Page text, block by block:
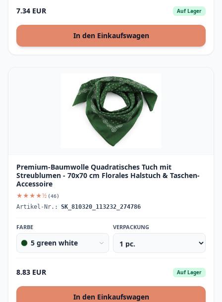
7.34 EUR Auf Lager
In den Einkaufswagen
Premium-Baumwolle Quadratisches Tuch mit
Streublumen - 70x70 cm Florales Halstuch & Taschen-
Accessoire
★★★★½ (46)
Artikel-Nr.: SK_810320_113232_274786
FARBE
5 green white
VERPACKUNG
8.83 EUR Auf Lager
In den Einkaufswagen